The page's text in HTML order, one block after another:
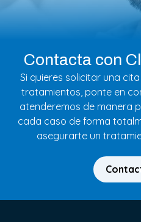
Contacta con
Si quieres solicitar una
tratamientos, ponte en
atenderemos de manera
cada caso de forma
asegurarte un